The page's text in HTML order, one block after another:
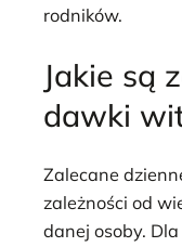
rodników.
Jakie są
dawki
Zalecane
zależności od
danej osoby.